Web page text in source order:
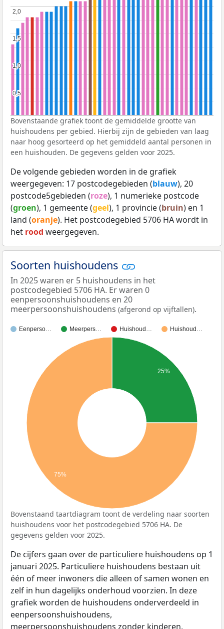
0,5
0,5
1,0
1,0
1,5
1,5
2,0
2,0
Bovenstaande grafiek toont de gemiddelde grootte van
huishoudens per gebied. Hierbij zijn de gebieden van laag
naar hoog gesorteerd op het gemiddeld aantal personen in
een huishouden. De gegevens gelden voor 2025.
De volgende gebieden worden in de grafiek
weergegeven: 17 postcodegebieden (blauw), 20
postcode5gebieden (roze), 1 numerieke postcode
(groen), 1 gemeente (geel), 1 provincie (bruin) en 1
land (oranje). Het postcodegebied 5706 HA wordt in
het rood weergegeven.
Soorten huishoudens
In 2025 waren er 5 huishoudens in het
postcodegebied 5706 HA. Er waren 0
eenpersoonshuishoudens en 20
meerpersoonshuishoudens (afgerond op vijftallen).
Eenperso… Meerpers… Huishoud… Huishoud…
25%
75%
Bovenstaand taartdiagram toont de verdeling naar soorten
huishoudens voor het postcodegebied 5706 HA. De
gegevens gelden voor 2025.
De cijfers gaan over de particuliere huishoudens op 1
januari 2025. Particuliere huishoudens bestaan uit
één of meer inwoners die alleen of samen wonen en
zelf in hun dagelijks onderhoud voorzien. In deze
grafiek worden de huishoudens onderverdeeld in
eenpersoonshuishoudens,
meerpersoonshuishoudens zonder kinderen,